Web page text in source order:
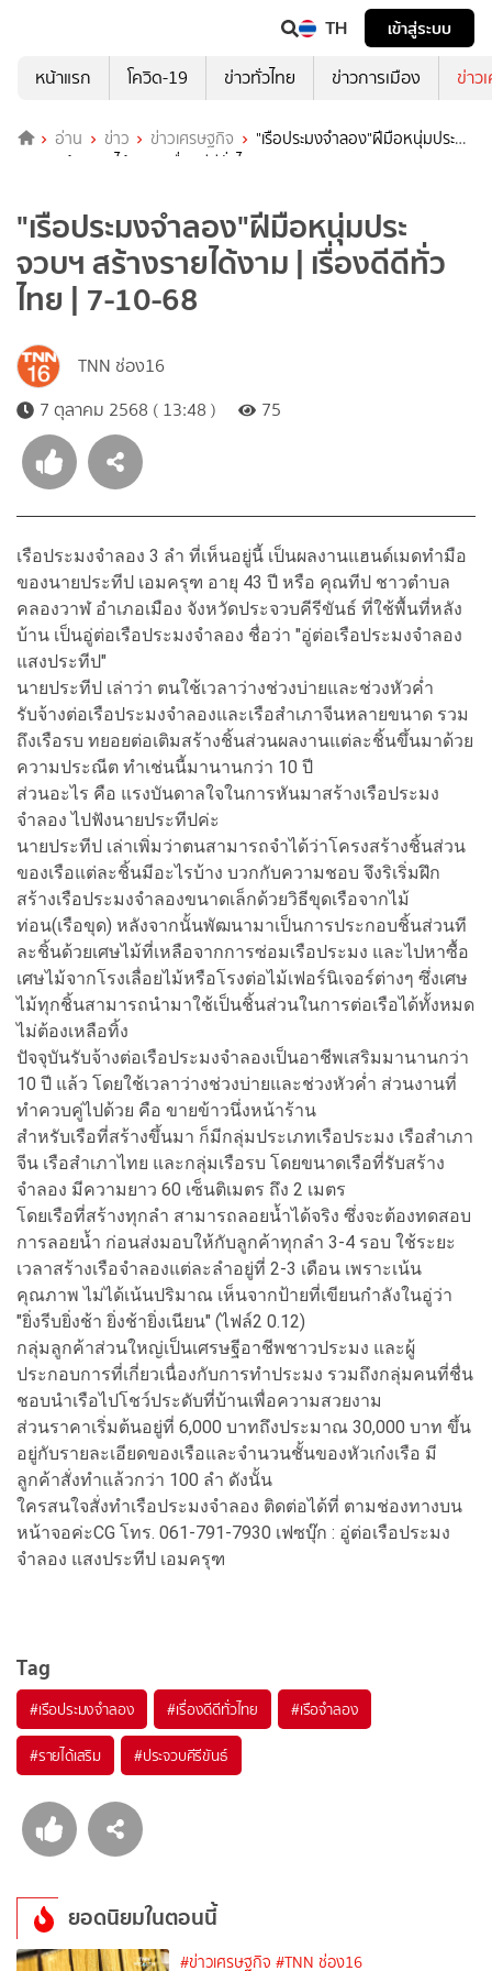
TH
เข้าสู่ระบบ
หน้าแรก
โควิด-19 ข่าวทั่วไทย ข่าวการเมือง ข่าว
อ่าน ข่าว ข่าวเศรษฐกิจ
"เรือประมงจำลอง"ฝีมือหนุ่มประ
จวบฯ สร้างรายได้งาม | เรื่องดีดีทั่วไทย | 7-10-68
"เรือประมงจำลอง"ฝีมือหนุ่มประ
จวบฯ สร้างรายได้งาม | เรื่องดีดีทั่ว
ไทย | 7-10-68
TNN ช่อง16
7 ตุลาคม 2568 ( 13:48 )
75
เรือประมงจำลอง 3 ลำ ที่เห็นอยู่นี้ เป็นผลงานแฮนด์เมดทำมือ
ของนายประทีป เอมครุฑ อายุ 43 ปี หรือ คุณทีป ชาวตำบล
คลองวาฬ อำเภอเมือง จังหวัดประจวบคีรีขันธ์ ที่ใช้พื้นที่หลัง
บ้าน เป็นอู่ต่อเรือประมงจำลอง ชื่อว่า "อู่ต่อเรือประมงจำลอง
แสงประทีป"
นายประทีป เล่าว่า ตนใช้เวลาว่างช่วงบ่ายและช่วงหัวค่ำ
รับจ้างต่อเรือประมงจำลองและเรือสำเภาจีนหลายขนาด รวม
ถึงเรือรบ ทยอยต่อเติมสร้างชิ้นส่วนผลงานแต่ละชิ้นขึ้นมาด้วย
ความประณีต ทำเช่นนี้มานานกว่า 10 ปี
ส่วนอะไร คือ แรงบันดาลใจในการหันมาสร้างเรือประมง
จำลอง ไปฟังนายประทีปค่ะ
นายประทีป เล่าเพิ่มว่าตนสามารถจำได้ว่าโครงสร้างชิ้นส่วน
ของเรือแต่ละชิ้นมีอะไรบ้าง บวกกับความชอบ จึงริเริ่มฝึก
สร้างเรือประมงจำลองขนาดเล็กด้วยวิธีขุดเรือจากไม้
ท่อน(เรือขุด) หลังจากนั้นพัฒนามาเป็นการประกอบชิ้นส่วนที
ละชิ้นด้วยเศษไม้ที่เหลือจากการซ่อมเรือประมง และไปหาซื้อ
เศษไม้จากโรงเลื่อยไม้หรือโรงต่อไม้เฟอร์นิเจอร์ต่างๆ ซึ่งเศษ
ไม้ทุกชิ้นสามารถนำมาใช้เป็นชิ้นส่วนในการต่อเรือได้ทั้งหมด
ไม่ต้องเหลือทิ้ง
ปัจจุบันรับจ้างต่อเรือประมงจำลองเป็นอาชีพเสริมมานานกว่า
10 ปี แล้ว โดยใช้เวลาว่างช่วงบ่ายและช่วงหัวค่ำ ส่วนงานที่
ทำควบคู่ไปด้วย คือ ขายข้าวนึ่งหน้าร้าน
สำหรับเรือที่สร้างขึ้นมา ก็มีกลุ่มประเภทเรือประมง เรือสำเภา
จีน เรือสำเภาไทย และกลุ่มเรือรบ โดยขนาดเรือที่รับสร้าง
จำลอง มีความยาว 60 เซ็นติเมตร ถึง 2 เมตร
โดยเรือที่สร้างทุกลำ สามารถลอยน้ำได้จริง ซึ่งจะต้องทดสอบ
การลอยน้ำ ก่อนส่งมอบให้กับลูกค้าทุกลำ 3-4 รอบ ใช้ระยะ
เวลาสร้างเรือจำลองแต่ละลำอยู่ที่ 2-3 เดือน เพราะเน้น
คุณภาพ ไม่ได้เน้นปริมาณ เห็นจากป้ายที่เขียนกำลังในอู่ว่า
"ยิ่งรีบยิ่งช้า ยิ่งช้ายิ่งเนียน" (ไฟล์2 0.12)
กลุ่มลูกค้าส่วนใหญ่เป็นเศรษฐีอาชีพชาวประมง และผู้
ประกอบการที่เกี่ยวเนื่องกับการทำประมง รวมถึงกลุ่มคนที่ชื่น
ชอบนำเรือไปโชว์ประดับที่บ้านเพื่อความสวยงาม
ส่วนราคาเริ่มต้นอยู่ที่ 6,000 บาทถึงประมาณ 30,000 บาท ขึ้น
อยู่กับรายละเอียดของเรือและจำนวนชั้นของหัวเก๋งเรือ มี
ลูกค้าสั่งทำแล้วกว่า 100 ลำ ดังนั้น
ใครสนใจสั่งทำเรือประมงจำลอง ติดต่อได้ที่ ตามช่องทางบน
หน้าจอค่ะCG โทร. 061-791-7930 เฟซบุ๊ก : อู่ต่อเรือประมง
จำลอง แสงประทีป เอมครุฑ
Tag
#เรือประมงจำลอง #เรื่องดีดีทั่วไทย #เรือจำลอง
#รายได้เสริม #ประจวบคีรีขันธ์
ยอดนิยมในตอนนี้
#ข่าวเศรษฐกิจ #TNN ช่อง16